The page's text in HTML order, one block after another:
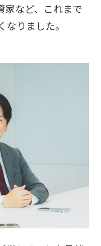
家など、これまで
りました。